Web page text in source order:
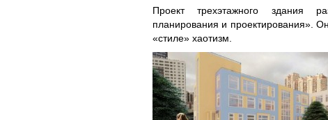
Проект трехэтажного здания
планирования и проектирования».
«стиле» хаотизм.